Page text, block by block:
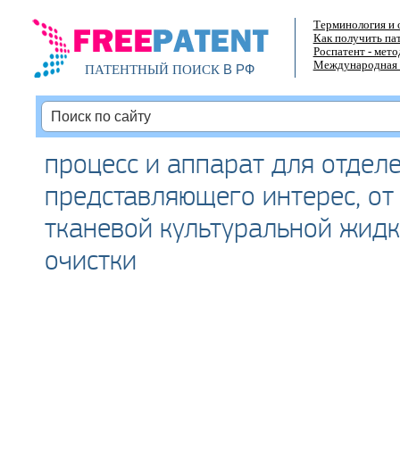
ПАТЕНТНЫЙ ПОИСКВ РФ
Терминология и
Как получить
Роспатент -
Международная
процесс и аппарат для
представляющего интерес,
тканевой культуральной
очистки